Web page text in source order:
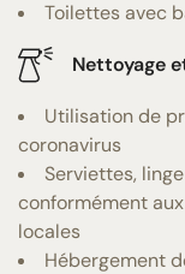
Toilettes avec
Nettoyage
Utilisation de
coronavirus
Serviettes,
conformément
locales
Hébergement